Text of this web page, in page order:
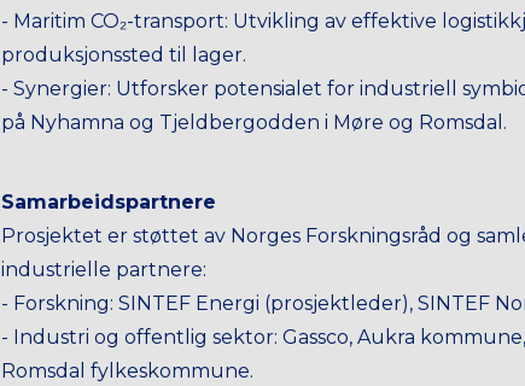
- Maritim CO₂-transport: Utvikling av effektive
produksjonssted til lager.
- Synergier: Utforsker potensialet for industriell
på Nyhamna og Tjeldbergodden i Møre og Romsdal.
Samarbeidspartnere
Prosjektet er støttet av Norges Forskningsråd og
industrielle partnere:
- Forskning: SINTEF Energi (prosjektleder), SINTEF
- Industri og offentlig sektor: Gassco, Aukra
Romsdal fylkeskommune.